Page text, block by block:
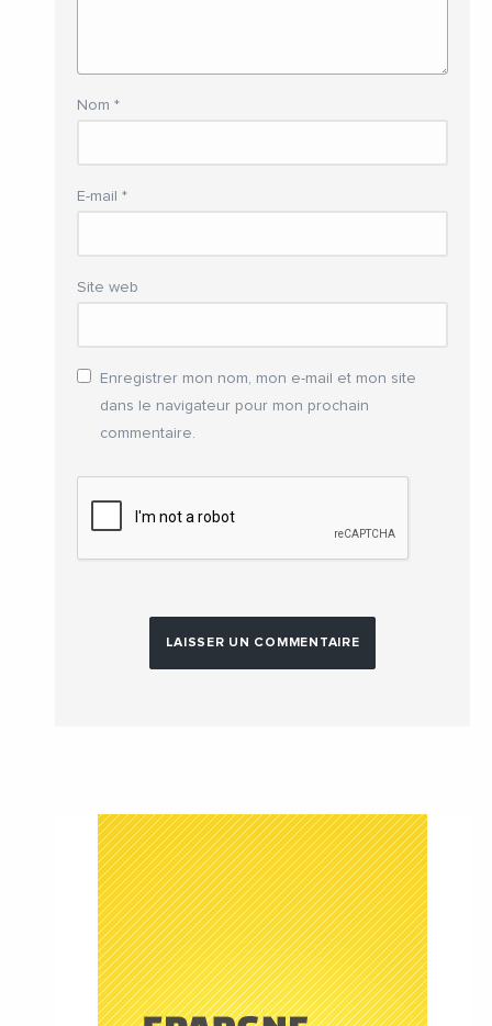
Nom *
E-mail *
Site web
Enregistrer mon nom, mon e-mail et mon site
dans le navigateur pour mon prochain
commentaire.